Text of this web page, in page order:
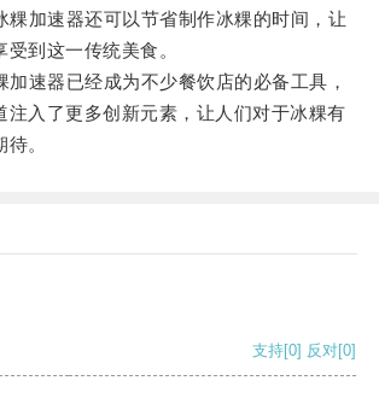
加速器还可以节省制作冰粿的时间，让
到这一传统美食。
速器已经成为不少餐饮店的必备工具，
注入了更多创新元素，让人们对于冰粿有
。
支持[0] 反对[0]